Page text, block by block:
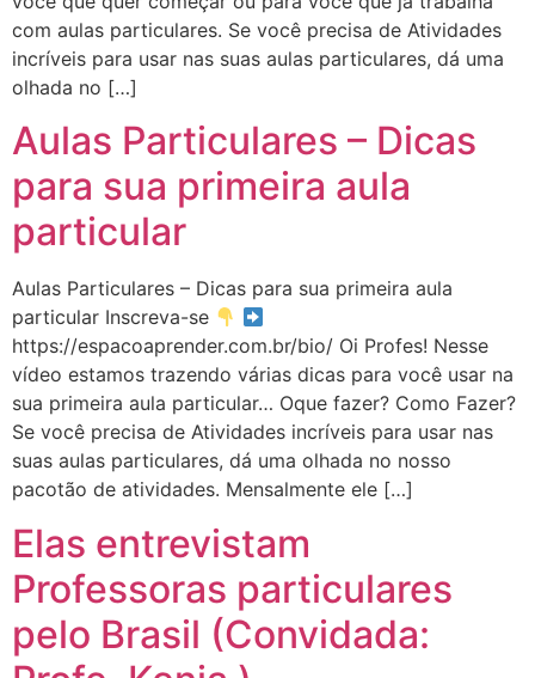
com aulas particulares. Se você precisa de Atividades
incríveis para usar nas suas aulas particulares, dá uma
olhada no […]
Aulas Particulares – Dicas
para sua primeira aula
particular
Aulas Particulares – Dicas para sua primeira aula
particular Inscreva-se
https://espacoaprender.com.br/bio/ Oi Profes! Nesse
vídeo estamos trazendo várias dicas para você usar na
sua primeira aula particular… Oque fazer? Como Fazer?
Se você precisa de Atividades incríveis para usar nas
suas aulas particulares, dá uma olhada no nosso
pacotão de atividades. Mensalmente ele […]
Elas entrevistam
Professoras particulares
pelo Brasil (Convidada: